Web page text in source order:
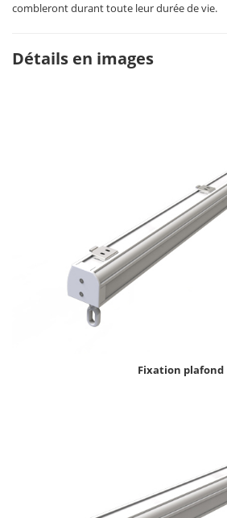
combleront durant toute leur durée de vie.
Détails en images
Fixation plafond